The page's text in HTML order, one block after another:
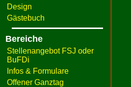
Design
Gästebuch
Bereiche
Stellenangebot FSJ oder
BuFDi
Infos & Formulare
Offener Ganztag